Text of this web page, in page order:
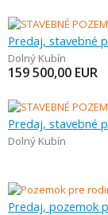
Predaj, stavebné
Dolný Kubín
159 500,00 EUR
Predaj, stavebné
Dolný Kubín
Predaj, pozemok